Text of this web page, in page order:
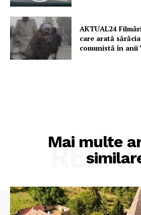
AKTUAL24
care arată
comunistă în anii
Mai multe